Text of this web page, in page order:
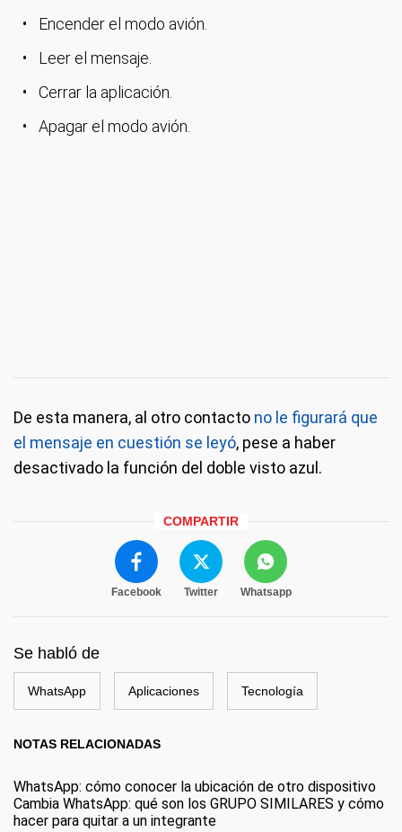
Encender el modo avión.
Leer el mensaje.
Cerrar la aplicación.
Apagar el modo avión.
De esta manera, al otro contacto no le figurará que
el mensaje en cuestión se leyó, pese a haber
desactivado la función del doble visto azul.
COMPARTIR
Facebook Twitter Whatsapp
Se habló de
WhatsApp Aplicaciones Tecnología
NOTAS RELACIONADAS
WhatsApp: cómo conocer la ubicación de otro dispositivo
Cambia WhatsApp: qué son los GRUPO SIMILARES y cómo
hacer para quitar a un integrante